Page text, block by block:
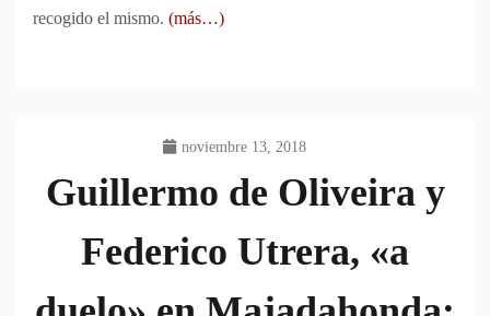
recogido el mismo. (más…)
noviembre 13, 2018
Guillermo de Oliveira y
Federico Utrera, «a